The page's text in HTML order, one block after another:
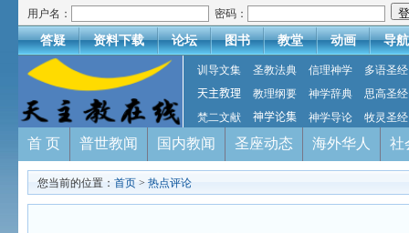
用户名： 密码：
答疑 资料下载 论坛 图书 教堂 动画 导航
训导文集 圣教法典 信理神学
多语圣经
天主教理
教理纲要 神学辞典
思高圣经
梵二文献
神学论集 神学导论 牧灵圣经
首 页 普世教闻 国内教闻 圣座动态 海外华人 社
您当前的位置： 首页 > 热点评论